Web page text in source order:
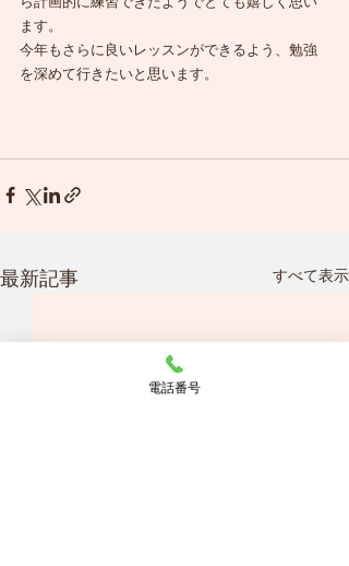
ます。
今年もさらに良いレッスンができるよう、勉強
を深めて行きたいと思います。
最新記事 すべて表示
電話番号